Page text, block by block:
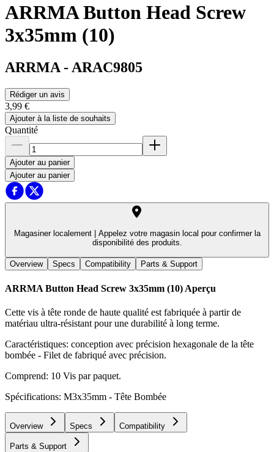
ARRMA Button Head Screw
3x35mm (10)
ARRMA - ARAC9805
Rédiger un avis
3,99 €
Ajouter à la liste de souhaits
Quantité
Ajouter au panier
Ajouter au panier
Magasiner localement |
Appelez votre magasin local pour confirmer la
disponibilité des produits.
Overview Specs Compatibility Parts & Support
ARRMA Button Head Screw 3x35mm (10) Aperçu
Cette vis à tête ronde de haute qualité est fabriquée à partir de
matériau ultra-résistant pour une durabilité à long terme.
Caractéristiques: conception avec précision hexagonale de la tête
bombée - Filet de fabriqué avec précision.
Comprend: 10 Vis par paquet.
Spécifications: M3x35mm - Tête Bombée
Overview Specs Compatibility
Parts & Support